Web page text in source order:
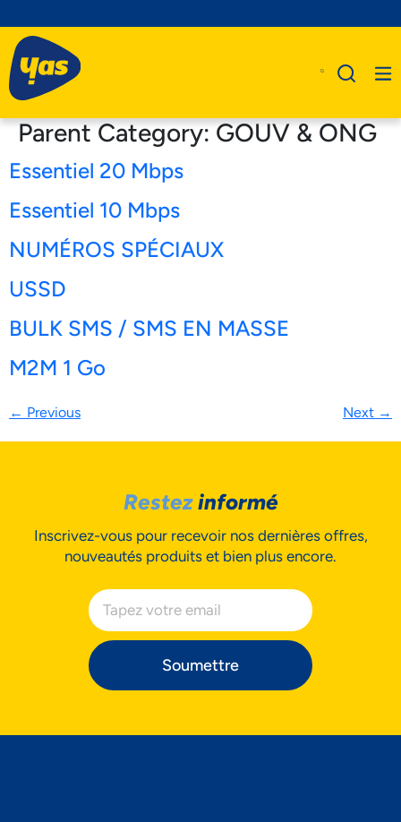
Parent Category:GOUV & ONG
Essentiel 20 Mbps
Essentiel 10 Mbps
NUMÉROS SPÉCIAUX
USSD
BULK SMS / SMS EN MASSE
M2M 1 Go
← Previous Next →
Restezinformé
Inscrivez-vous pour recevoir nos dernières offres,
nouveautés produits et bien plus encore.
Soumettre